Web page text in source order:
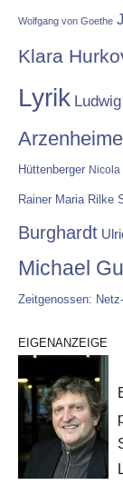
Wolfgang von Goethe
Klara
Lyrik
Hüttenberger Nicola
Rainer Maria Rilke
Burghardt
Michael
Zeitgenossen:
EIGENANZEIGE